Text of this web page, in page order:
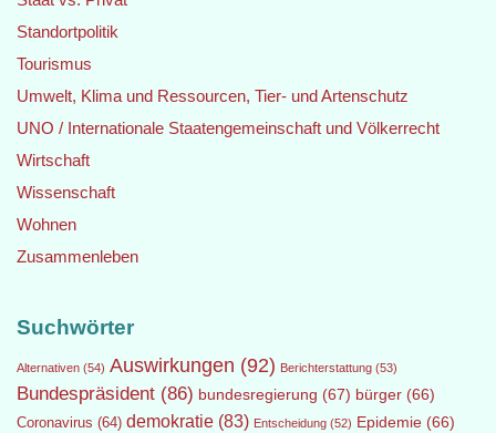
Standortpolitik
Tourismus
Umwelt, Klima und Ressourcen, Tier- und Artenschutz
UNO / Internationale Staatengemeinschaft und Völkerrecht
Wirtschaft
Wissenschaft
Wohnen
Zusammenleben
Suchwörter
Alternativen (54) Auswirkungen (92) Berichterstattung (53)
Bundespräsident (86) bundesregierung (67) bürger (66)
Coronavirus (64) demokratie (83) Entscheidung (52) Epidemie (66)